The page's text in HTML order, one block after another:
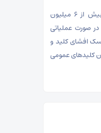
طبق تحلیل جدید شرکت بلاکچینی گلس‌نود، بیش از ۶ میلیون
میلیارد دلار ـ در صورت عملیاتی
افشای کلید و
کلید‌های عمومی